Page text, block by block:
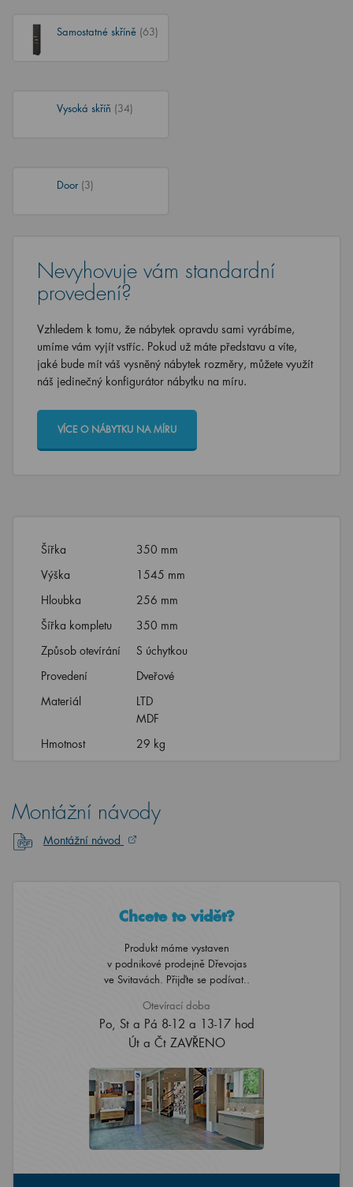
Samostatné skříně (63)
Vysoká skříň (34)
Door (3)
Nevyhovuje vám standardní
provedení?
Vzhledem k tomu, že nábytek opravdu sami vyrábíme,
umíme vám vyjít vstříc. Pokud už máte představu a víte,
jaké bude mít váš vysněný nábytek rozměry, můžete využít
náš jedinečný konfigurátor nábytku na míru.
VÍCE O NÁBYTKU NA MÍRU
Šířka
350 mm
Výška
1545 mm
Hloubka
256 mm
Šířka kompletu
350 mm
Způsob otevírání
S úchytkou
Provedení
Dveřové
Materiál
LTD
MDF
Hmotnost
29 kg
Montážní návody
Montážní návod
Chcete to vidět?
Produkt máme vystaven
v podnikové prodejně Dřevojas
ve Svitavách. Přijďte se podívat..
Otevírací doba
Po, St a Pá 8-12 a 13-17 hod
Út a Čt ZAVŘENO